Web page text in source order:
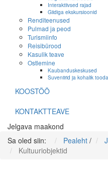
Interaktiivsed rajad
Giidiga ekskursioonid
Renditeenused
Pulmad ja peod
Turismiinfo
Reisibürood
Kasulik teave
Ostlemine
Kaubanduskeskused
Suveniirid ja kohalik
KOOSTÖÖ
KONTAKTTEAVE
Jelgava maakond
Sa oled siin:
Pealeht /
Kultuuriobjektid